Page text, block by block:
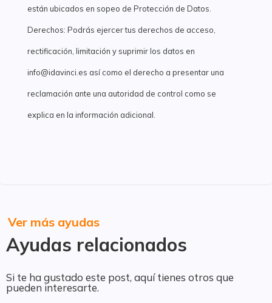
están ubicados en sopeo de Protección de Datos.
Derechos: Podrás ejercer tus derechos de acceso,
rectificación, limitación y suprimir los datos en
info@idavinci.es así como el derecho a presentar una
reclamación ante una autoridad de control como se
explica en la información adicional.
Ayudas relacionados
Ver más ayudas
Si te ha gustado este post, aquí tienes otros que
pueden interesarte.